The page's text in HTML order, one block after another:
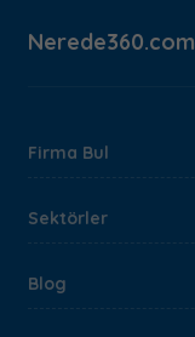
Nerede360.com
Firma Bul
Sektörler
Blog